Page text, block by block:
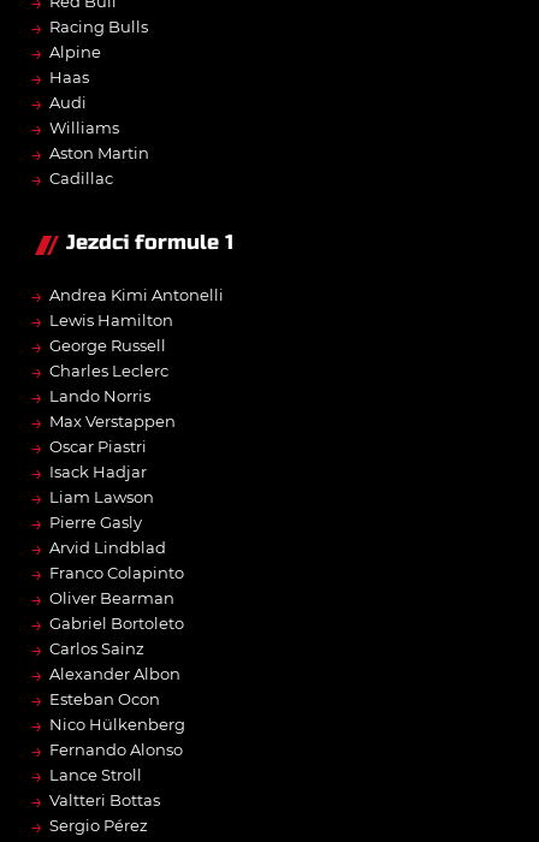
→ Racing Bulls
→ Alpine
→ Haas
→ Audi
→ Williams
→ Aston Martin
→ Cadillac
Jezdci formule 1
→ Andrea Kimi Antonelli
→ Lewis Hamilton
→ George Russell
→ Charles Leclerc
→ Lando Norris
→ Max Verstappen
→ Oscar Piastri
→ Isack Hadjar
→ Liam Lawson
→ Pierre Gasly
→ Arvid Lindblad
→ Franco Colapinto
→ Oliver Bearman
→ Gabriel Bortoleto
→ Carlos Sainz
→ Alexander Albon
→ Esteban Ocon
→ Nico Hülkenberg
→ Fernando Alonso
→ Lance Stroll
→ Valtteri Bottas
→ Sergio Pérez